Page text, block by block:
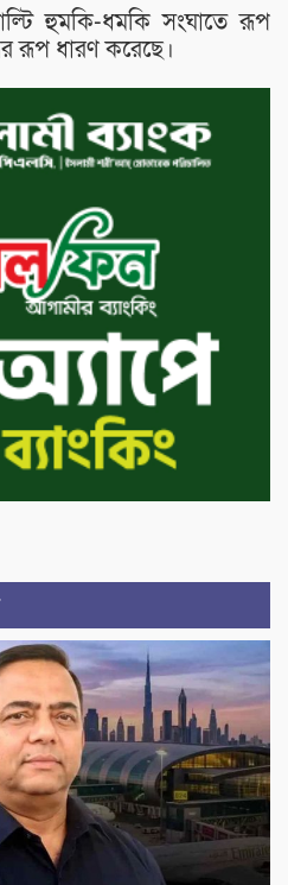
হুমকি-ধমকি সংঘাতে রূপ
রূপ ধারণ করেছে।